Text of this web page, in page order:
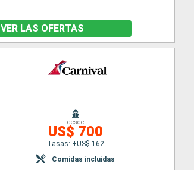
VER LAS OFERTAS
desde
US$ 700
Tasas: +US$ 162
Comidas incluidas